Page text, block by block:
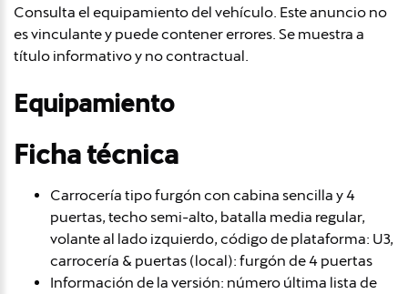
Consulta el equipamiento del vehículo. Este anuncio no
es vinculante y puede contener errores. Se muestra a
título informativo y no contractual.
Equipamiento
Ficha técnica
Carrocería tipo furgón con cabina sencilla y 4
puertas, techo semi-alto, batalla media regular,
volante al lado izquierdo, código de plataforma: U3,
carrocería & puertas (local): furgón de 4 puertas
Información de la versión: número última lista de